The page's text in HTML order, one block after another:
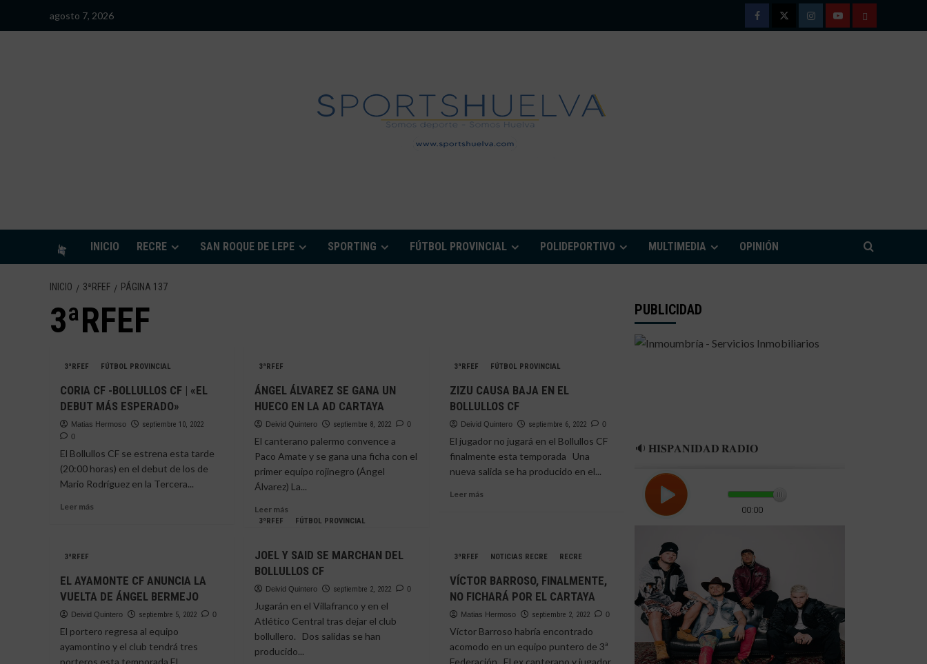
agosto 7, 2026
FacebookTwitterInstagramYoutubeTÉRMINOS
INICIO RECRE SAN ROQUE DE LEPE SPORTING FÚTBOL PROVINCIAL POLIDEPORTIVO MULTIMEDIA OPINIÓN
INICIO 3ªRFEF PÁGINA 137
3ªRFEF
3ªRFEF FÚTBOL PROVINCIAL
CORIA CF -BOLLULLOS CF | «EL
DEBUT MÁS ESPERADO»
Matias Hermoso septiembre 10, 2022
0
El Bollullos CF se estrena esta tarde
(20:00 horas) en el debut de los de
Mario Rodríguez en la Tercera...
Leer más
BOLLULLOS
CF
|
DEBUT
MÁS
ESPERADO»
3ªRFEF
ÁNGEL ÁLVAREZ SE GANA UN
HUECO EN LA AD CARTAYA
Deivid Quintero septiembre 8, 2022 0
El canterano palermo convence a
Paco Amate y se gana una ficha con el
primer equipo rojinegro (Ángel
Álvarez) La...
Leer más
más
ÁLVAREZ
SE
GANA
HUECO
EN
LA
AD
3ªRFEF FÚTBOL PROVINCIAL
ZIZU CAUSA BAJA EN EL
BOLLULLOS CF
Deivid Quintero septiembre 6, 2022 0
El jugador no jugará en el Bollullos CF
finalmente esta temporada Una
nueva salida se ha producido en el...
Leer másLeer
BAJA
EL
BOLLULLOS
CF
3ªRFEF
EL AYAMONTE CF ANUNCIA LA
VUELTA DE ÁNGEL BERMEJO
Deivid Quintero septiembre 5, 2022 0
El portero regresa al equipo
ayamontino y el club tendrá tres
porteros esta temporada El
3ªRFEF FÚTBOL PROVINCIAL
JOEL Y SAID SE MARCHAN DEL
BOLLULLOS CF
Deivid Quintero septiembre 2, 2022 0
Jugarán en el Villafranco y en el
Atlético Central tras dejar el club
bollullero. Dos salidas se han
producido...
3ªRFEF NOTICIAS RECRE RECRE
VÍCTOR BARROSO, FINALMENTE,
NO FICHARÁ POR EL CARTAYA
Matias Hermoso septiembre 2, 2022 0
Víctor Barroso habría encontrado
acomodo en un equipo puntero de 3ª
Federación El ex canterano y jugador
PUBLICIDAD
🔉 𝐇𝐈𝐒𝐏𝐀𝐍𝐈𝐃𝐀𝐃 𝐑𝐀𝐃𝐈𝐎